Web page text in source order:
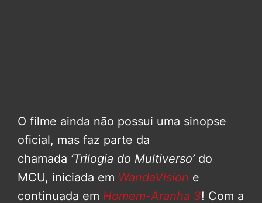
O filme ainda não possui uma sinopse
oficial, mas faz parte da
chamada ‘Trilogia do Multiverso’do
MCU, iniciada em WandaVision e
continuada em Homem-Aranha 3! Com a